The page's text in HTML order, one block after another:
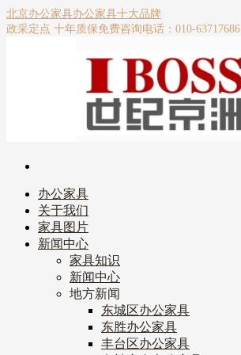
北京办公家具办公家具十大品牌
政采定点 十年质保免费咨询电话：010-63717686
办公家具
关于我们
家具图片
新闻中心
家具知识
新闻中心
地方新闻
东城区办公家具
东胜办公家具
丰台区办公家具